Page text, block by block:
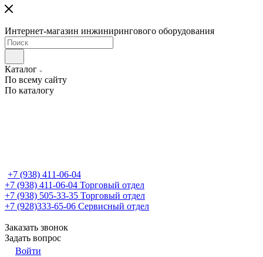
Интернет-магазин инжинирингового оборудования
Каталог
По всему сайту
По каталогу
+7 (938) 411-06-04
+7 (938) 411-06-04 Торговый отдел
+7 (938) 505-33-35 Торговый отдел
+7 (928)333-65-06 Сервисный отдел
Заказать звонок
Задать вопрос
Войти